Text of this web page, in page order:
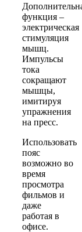
функция –
электрическая
стимуляция
мышц.
Импульсы
тока
сокращают
мышцы,
имитируя
упражнения
на пресс.
Использовать
пояс
возможно во
время
просмотра
фильмов и
даже
работая в
офисе.